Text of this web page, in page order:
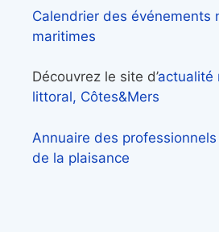
Calendrier des événements
maritimes
Découvrez le site d’actualité
littoral, Côtes&Mers
Annuaire des
de la plaisance